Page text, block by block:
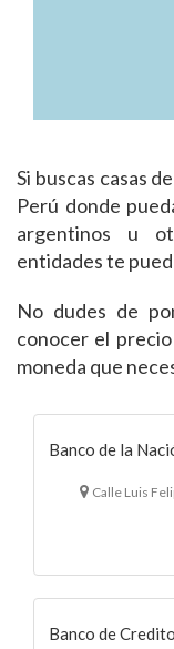
Si buscas casas
Perú donde
argentinos u
entidades te
No dudes de
conocer el
moneda que
Banco de la
Calle Luis
Banco de